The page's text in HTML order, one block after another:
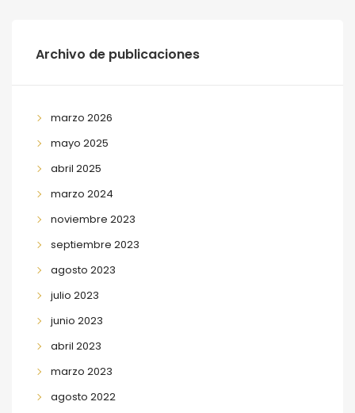
Archivo de publicaciones
marzo 2026
mayo 2025
abril 2025
marzo 2024
noviembre 2023
septiembre 2023
agosto 2023
julio 2023
junio 2023
abril 2023
marzo 2023
agosto 2022